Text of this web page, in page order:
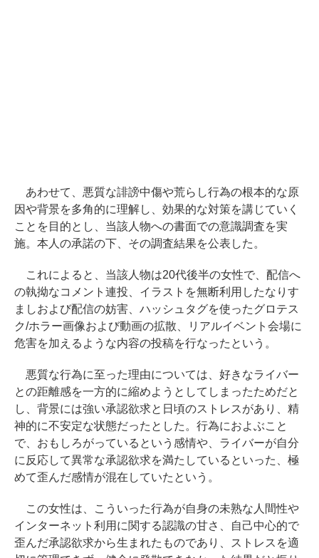
あわせて、悪質な誹謗中傷や荒らし行為の根本的な原
因や背景を多角的に理解し、効果的な対策を講じていく
ことを目的とし、当該人物への書面での意識調査を実
施。本人の承諾の下、その調査結果を公表した。
これによると、当該人物は20代後半の女性で、配信へ
の執拗なコメント連投、イラストを無断利用したなりす
ましおよび配信の妨害、ハッシュタグを使ったグロテス
ク/ホラー画像および動画の拡散、リアルイベント会場に
危害を加えるような内容の投稿を行なったという。
悪質な行為に至った理由については、好きなライバー
との距離感を一方的に縮めようとしてしまったためだと
し、背景には強い承認欲求と日頃のストレスがあり、精
神的に不安定な状態だったとした。行為におよぶこと
で、おもしろがっているという感情や、ライバーが自分
に反応して異常な承認欲求を満たしているといった、極
めて歪んだ感情が混在していたという。
この女性は、こういった行為が自身の未熟な人間性や
インターネット利用に関する認識の甘さ、自己中心的で
歪んだ承認欲求から生まれたものであり、ストレスを適